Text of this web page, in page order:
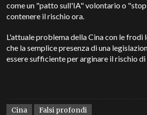
come un "patto sull'IA" volontario o
contenere il rischio ora.
L'attuale problema della Cina con le frodi
che la semplice presenza di una
essere sufficiente per arginare il rischio
Cina Falsi profondi